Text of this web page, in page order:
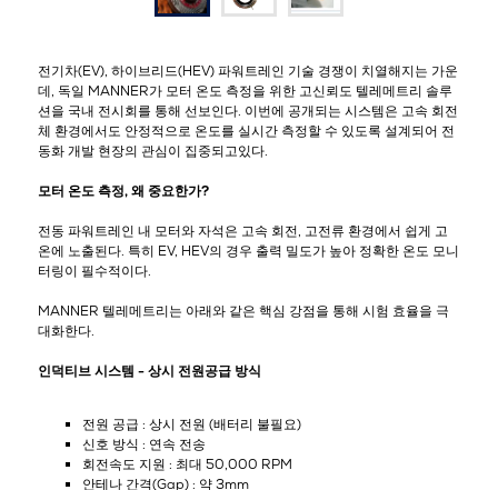
전기차(EV), 하이브리드(HEV) 파워트레인 기술 경쟁이 치열해지는 가운
데, 독일 MANNER가 모터 온도 측정을 위한 고신뢰도 텔레메트리 솔루
션을 국내 전시회를 통해 선보인다. 이번에 공개되는 시스템은 고속 회전
체 환경에서도 안정적으로 온도를 실시간 측정할 수 있도록 설계되어 전
동화 개발 현장의 관심이 집중되고있다.
모터 온도 측정, 왜 중요한가?
전동 파워트레인 내 모터와 자석은 고속 회전, 고전류 환경에서 쉽게 고
온에 노출된다. 특히 EV, HEV의 경우 출력 밀도가 높아 정확한 온도 모니
터링이 필수적이다.
MANNER 텔레메트리는 아래와 같은 핵심 강점을 통해 시험 효율을 극
대화한다.
인덕티브 시스템 - 상시 전원공급 방식
전원 공급 : 상시 전원 (배터리 불필요)
신호 방식 : 연속 전송
회전속도 지원 : 최대 50,000 RPM
안테나 간격(Gap) : 약 3mm